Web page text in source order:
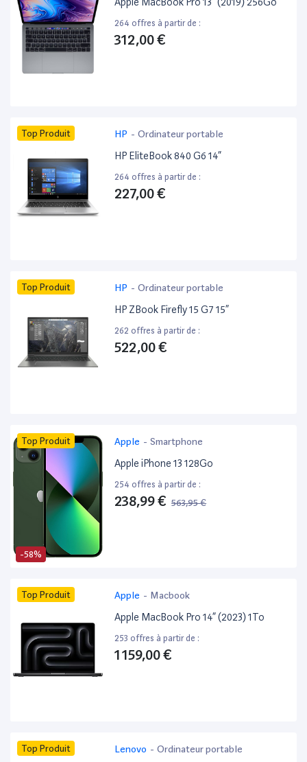
264 offres à partir de :
312,00 €
Top Produit HP - Ordinateur portable
HP EliteBook 840 G6 14”
264 offres à partir de :
227,00 €
Top Produit HP - Ordinateur portable
HP ZBook Firefly 15 G7 15”
262 offres à partir de :
522,00 €
-58%
Top Produit Apple - Smartphone
Apple iPhone 13 128Go
254 offres à partir de :
238,99 € 563,95 €
Top Produit Apple - Macbook
Apple MacBook Pro 14” (2023) 1To
253 offres à partir de :
1 159,00 €
Top Produit Lenovo - Ordinateur portable